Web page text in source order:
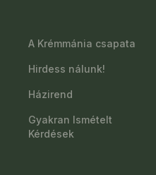
A Krémmánia csapata
Hirdess nálunk!
Házirend
Gyakran Ismételt
Kérdések